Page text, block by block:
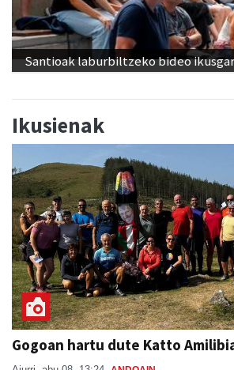
Santioak laburbiltzeko bideo
Ikusienak
Gogoan hartu dute Katto